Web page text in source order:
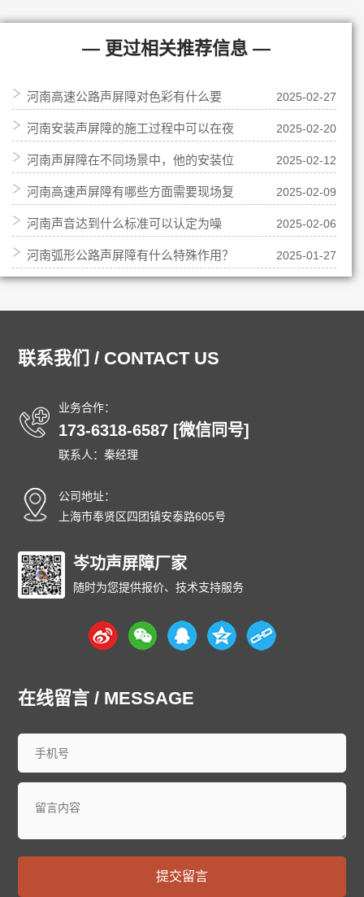
— 更过相关推荐信息 —
河南高速公路声屏障对色彩有什么要
求？
2025-02-27
河南安装声屏障的施工过程中可以在夜
间施工吗？
2025-02-20
河南声屏障在不同场景中，他的安装位
置有什么变化？
2025-02-12
河南高速声屏障有哪些方面需要现场复
核勘察？
2025-02-09
河南声音达到什么标准可以认定为噪
音，有界限吗？
2025-02-06
河南弧形公路声屏障有什么特殊作用？ 2025-01-27
联系我们 / CONTACT US
业务合作：
173-6318-6587 [微信同号]
联系人：秦经理
公司地址：
上海市奉贤区四团镇安泰路605号
岑功声屏障厂家
随时为您提供报价、技术支持服务
在线留言 / MESSAGE
提交留言